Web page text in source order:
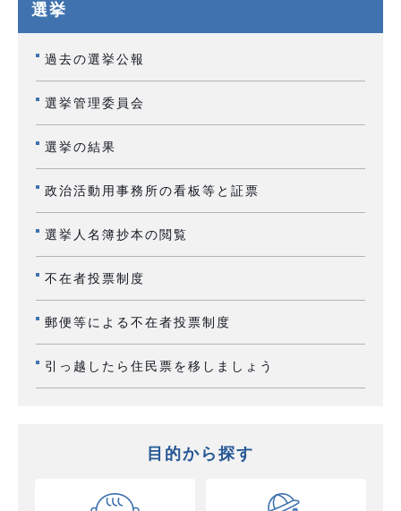
選挙
過去の選挙公報
選挙管理委員会
選挙の結果
政治活動用事務所の看板等と証票
選挙人名簿抄本の閲覧
不在者投票制度
郵便等による不在者投票制度
引っ越したら住民票を移しましょう
目的から探す